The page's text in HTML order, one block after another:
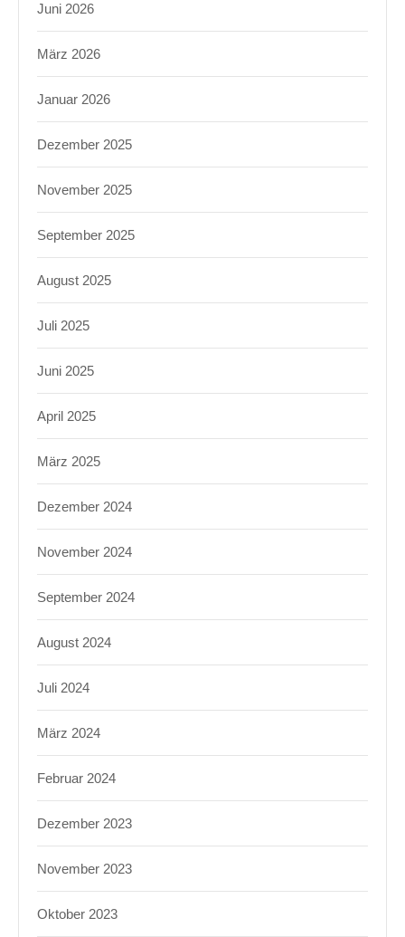
Juni 2026
März 2026
Januar 2026
Dezember 2025
November 2025
September 2025
August 2025
Juli 2025
Juni 2025
April 2025
März 2025
Dezember 2024
November 2024
September 2024
August 2024
Juli 2024
März 2024
Februar 2024
Dezember 2023
November 2023
Oktober 2023